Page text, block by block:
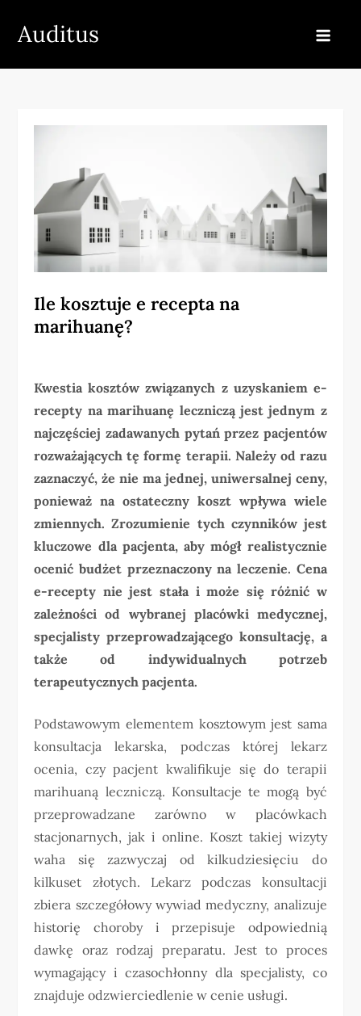
Auditus
Ile kosztuje e recepta na
marihuanę?
Kwestia kosztów związanych z uzyskaniem e-
recepty na marihuanę leczniczą jest jednym z
najczęściej zadawanych pytań przez pacjentów
rozważających tę formę terapii. Należy od razu
zaznaczyć, że nie ma jednej, uniwersalnej ceny,
ponieważ na ostateczny koszt wpływa wiele
zmiennych. Zrozumienie tych czynników jest
kluczowe dla pacjenta, aby mógł realistycznie
ocenić budżet przeznaczony na leczenie. Cena
e-recepty nie jest stała i może się różnić w
zależności od wybranej placówki medycznej,
specjalisty przeprowadzającego konsultację, a
także od indywidualnych potrzeb
terapeutycznych pacjenta.
Podstawowym elementem kosztowym jest sama
konsultacja lekarska, podczas której lekarz
ocenia, czy pacjent kwalifikuje się do terapii
marihuaną leczniczą. Konsultacje te mogą być
przeprowadzane zarówno w placówkach
stacjonarnych, jak i online. Koszt takiej wizyty
waha się zazwyczaj od kilkudziesięciu do
kilkuset złotych. Lekarz podczas konsultacji
zbiera szczegółowy wywiad medyczny, analizuje
historię choroby i przepisuje odpowiednią
dawkę oraz rodzaj preparatu. Jest to proces
wymagający i czasochłonny dla specjalisty, co
znajduje odzwierciedlenie w cenie usługi.